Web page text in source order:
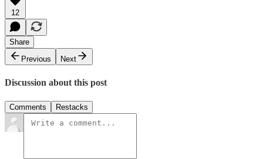
12
Share
Previous
Next
Discussion about this post
Comments Restacks